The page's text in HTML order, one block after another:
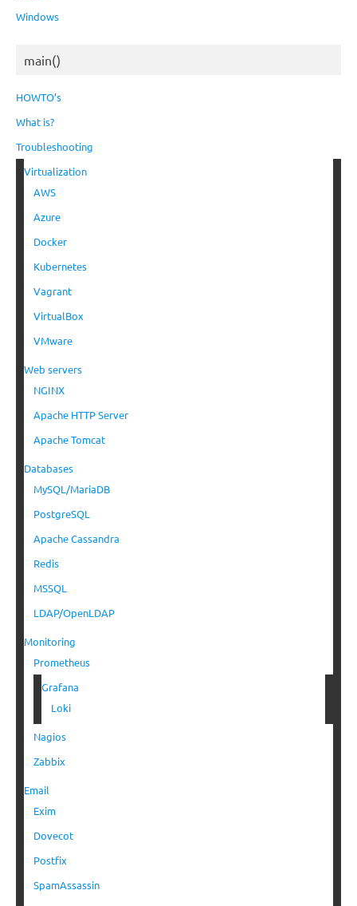
Windows
main()
HOWTO’s
What is?
Troubleshooting
Virtualization
AWS
Azure
Docker
Kubernetes
Vagrant
VirtualBox
VMware
Web servers
NGINX
Apache HTTP Server
Apache Tomcat
Databases
MySQL/MariaDB
PostgreSQL
Apache Cassandra
Redis
MSSQL
LDAP/OpenLDAP
Monitoring
Prometheus
Grafana
Loki
Nagios
Zabbix
Email
Exim
Dovecot
Postfix
SpamAssassin